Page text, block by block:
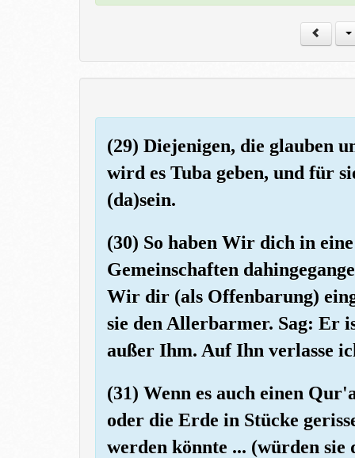
(29) Diejenigen, die glauben
wird es Tuba geben, und für
(da)sein.
(30) So haben Wir dich in
Gemeinschaften
Wir dir (als Offenbarung)
sie den Allerbarmer. Sag: Er
außer Ihm. Auf Ihn verlasse
(31) Wenn es auch einen
oder die Erde in Stücke
werden könnte ... (würden